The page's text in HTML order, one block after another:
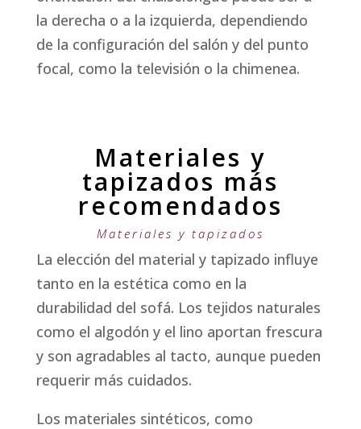
la derecha o a la izquierda, dependiendo
de la configuración del salón y del punto
focal, como la televisión o la chimenea.
Materiales y
tapizados más
recomendados
Materiales y tapizados
La elección del material y tapizado influye
tanto en la estética como en la
durabilidad del sofá. Los tejidos naturales
como el algodón y el lino aportan frescura
y son agradables al tacto, aunque pueden
requerir más cuidados.
Los materiales sintéticos, como